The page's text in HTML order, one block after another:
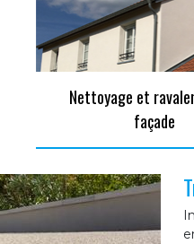
Nettoyage et
façade